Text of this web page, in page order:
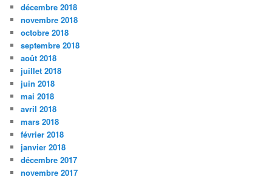
décembre 2018
novembre 2018
octobre 2018
septembre 2018
août 2018
juillet 2018
juin 2018
mai 2018
avril 2018
mars 2018
février 2018
janvier 2018
décembre 2017
novembre 2017